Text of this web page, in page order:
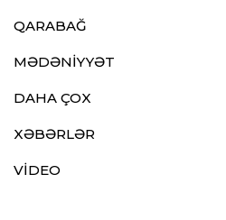
QARABAĞ
MƏDƏNİYYƏT
DAHA ÇOX
XƏBƏRLƏR
VİDEO